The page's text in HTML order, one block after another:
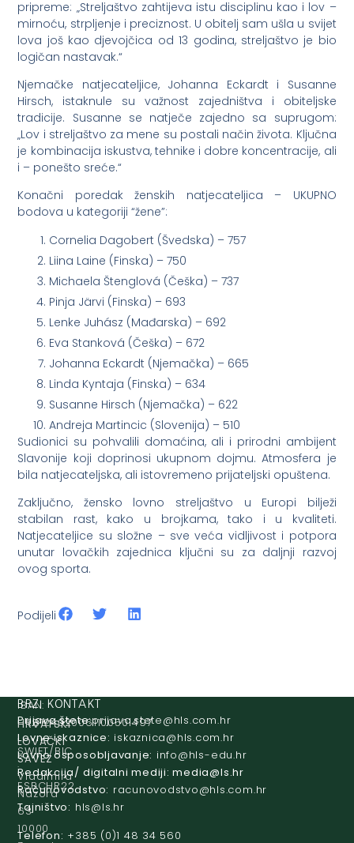
pripreme: „Streljaštvo zahtijeva istu disciplinu kao i lov –
mirnoću, strpljenje i preciznost. U obitelj sam ušla u svijet
lova još kao djevojčica od 13 godina, streljaštvo je bio
logičan nastavak.“
Njemačke natjecateljice, Johanna Eckardt i Susanne
Hirsch, istaknule su važnost zajedništva i obiteljske
tradicije. Susanne se natječe zajedno sa suprugom:
„Lov i streljaštvo za mene su postali način života. Ključna
je kombinacija iskustva, tehnike i dobre koncentracije, ali
i – ponešto sreće.“
Konačni poredak ženskih natjecateljica – UKUPNO
bodova u kategoriji “žene”:
Cornelia Dagobert (Švedska) – 757
Liina Laine (Finska) – 750
Michaela Štenglová (Češka) – 737
Pinja Järvi (Finska) – 693
Lenke Juhász (Mađarska) – 692
Eva Stanková (Češka) – 672
Johanna Eckardt (Njemačka) – 665
Linda Kyntaja (Finska) – 634
Susanne Hirsch (Njemačka) – 622
Andreja Martincic (Slovenija) – 510
Sudionici su pohvalili domaćina, ali i prirodni ambijent
Slavonije koji doprinosi ukupnom dojmu. Atmosfera je
bila natjecateljska, ali istovremeno prijateljski opuštena.
Zaključno, žensko lovno streljaštvo u Europi bilježi
stabilan rast, kako u brojkama, tako i u kvaliteti.
Natjecateljice su složne – sve veća vidljivost i potpora
unutar lovačkih zajednica ključni su za daljnji razvoj
ovog sporta.
Podijeli
HRVATSKI
LOVAČKI
SAVEZ
Vladimira
Nazora
63
10000
IBAN:
HR8124020061100501497
SWIFT/BIC
:
ESBCHR22
BRZI KONTAKT
Prijava štete: rh.moc.slh
@etets.avajirp
Lovne iskaznice:
rh.moc.slh
@acinzaksi
Lovno osposobljavanje:
rh.ude-slh
@ofni
Redakcija/ digitalni mediji:
rh.sl
@aidem
Računovodstvo:
rh.moc.slh
@ovtsdovonucar
Tajništvo:
rh.sl
@slh
Telefon: +385 (0)1 48 34 560